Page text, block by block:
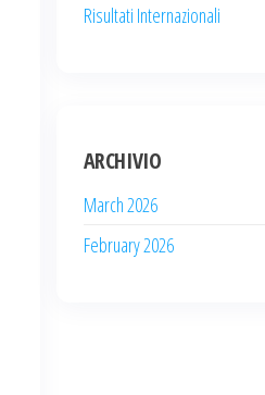
Risultati Internazionali
ARCHIVIO
March 2026
February 2026